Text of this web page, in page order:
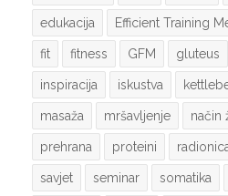
edukacija Efficient Training
fit fitness GFM gluteus
inspiracija iskustva
masaža mršavljenje način
prehrana proteini
savjet seminar somatika